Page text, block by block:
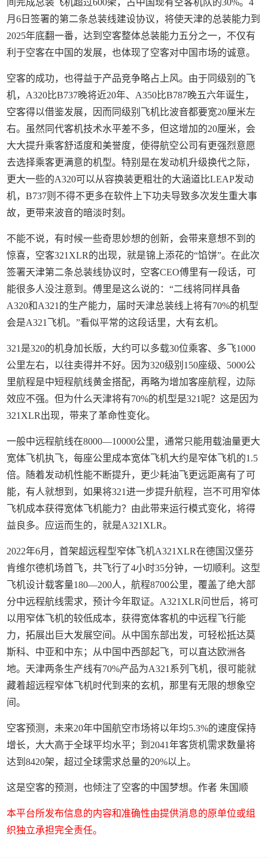
间完成总装飞机超过600架，占中国现有空客机队的30%。4
月6日签署的第二条总装线建设协议，将使天津的总装能力到
2025年底翻一番，达到空客整体总装能力五分之一，不仅有
利于空客在中国的发展，也体现了空客对中国市场的诚意。
空客的成功，也得益于产品竞争略占上风。由于同级别的飞
机，A320比B737晚将近20年、A350比B787晚五六年诞生，
空客得以借鉴发展，因而同级别飞机比波音都要宽20厘米左
右。虽然同代客机技术水平差不多，但这增加的20厘米，会
大大提升乘客舒适度和美誉度，使得航空公司有更强烈意愿
去选择乘客更满意的机型。特别是在发动机升级换代之际，
更大一些的A320可以从容换装更粗壮的大涵道比LEAP发动
机，B737则不得不更多在软件上下功夫导致多次发生重大事
故，更带来波音的暗淡时刻。
不能不说，有时候一些奇思妙想的创新，会带来意想不到的
惊喜，空客321XLR的出现，就是锦上添花的“馅饼”。在此次
签署天津第二条总装线协议时，空客CEO傅里有一段话，可
能很多人没注意到。傅里是这么说的：“二线将同样具备
A320和A321的生产能力，届时天津总装线上将有70%的机型
会是A321飞机。”看似平常的这段话里，大有玄机。
321是320的机身加长版，大约可以多载30位乘客、多飞1000
公里左右，以往卖得并不好。因为320级别150座级、5000公
里航程是中短程航线黄金搭配，再略为增加客座航程，边际
效应不强。但为什么天津将有70%的机型是321呢？这是因为
321XLR出现，带来了革命性变化。
一般中远程航线在8000—10000公里，通常只能用载油量更大
宽体飞机执飞，每座公里成本宽体飞机大约是窄体飞机的1.5
倍。随着发动机性能不断提升，更少耗油飞更远距离有了可
能，有人就想到，如果将321进一步提升航程，岂不可用窄体
飞机成本获得宽体飞机能力？由此带来运行模式变化，将得
益良多。应运而生的，就是A321XLR。
2022年6月，首架超远程型窄体飞机A321XLR在德国汉堡芬
肯维尔德机场首飞，共飞行了4小时35分钟，一切顺利。这型
飞机设计载客量180—200人，航程8700公里，覆盖了绝大部
分中远程航线需求，预计今年取证。A321XLR问世后，将可
以用窄体飞机的较低成本，获得宽体客机的中远程飞行能
力，拓展出巨大发展空间。从中国东部出发，可轻松抵达莫
斯科、中亚和中东；从中国中西部起飞，可以直达欧洲各
地。天津两条生产线有70%产品为A321系列飞机，很可能就
藏着超远程窄体飞机时代到来的玄机，那里有无限的想象空
间。
空客预测，未来20年中国航空市场将以年均5.3%的速度保持
增长，大大高于全球平均水平；到2041年客货机需求数量将
达到8420架，超过全球需求总量的20%以上。
这是空客的预测，也倾注了空客的中国梦想。作者 朱国顺
本平台所发布信息的内容和准确性由提供消息的原单位或组
织独立承担完全责任。